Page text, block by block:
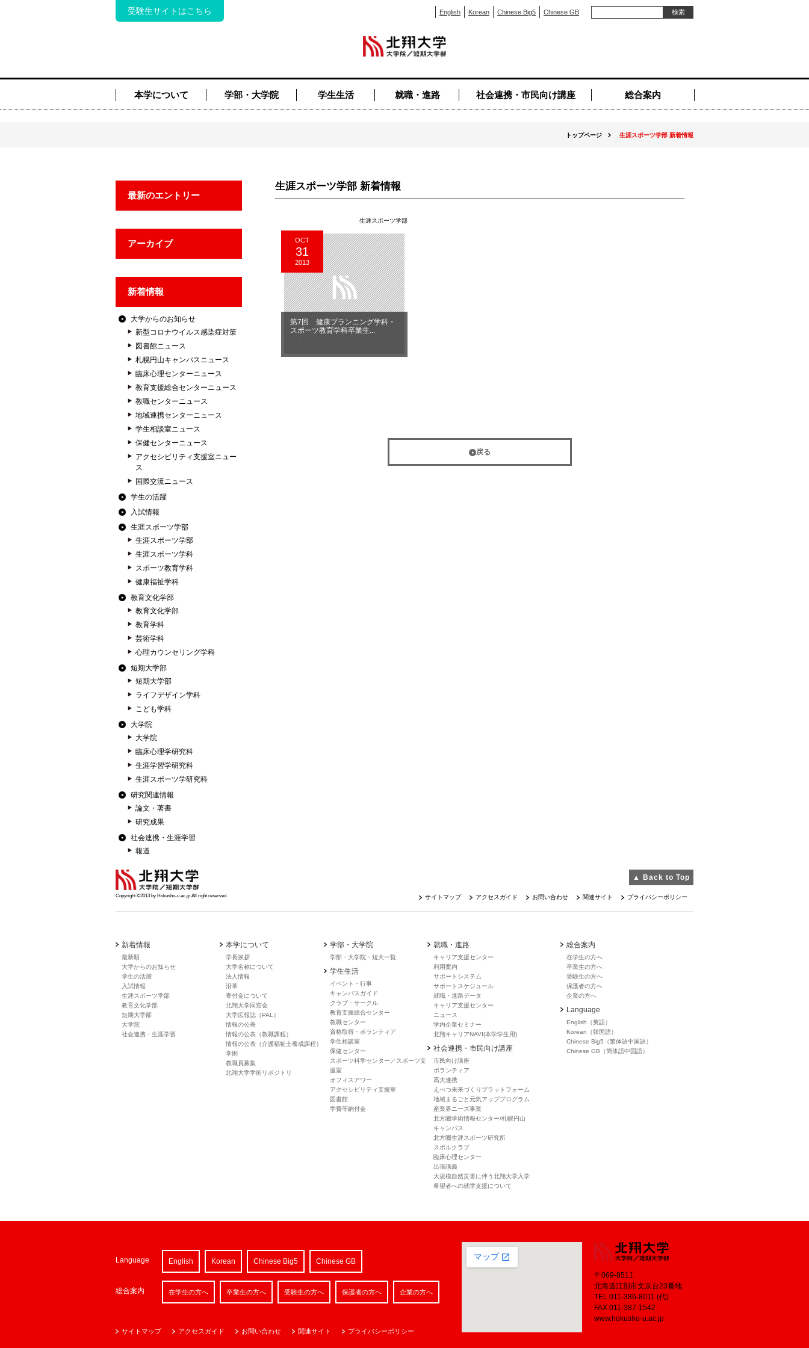
受験生サイトはこちら English Korean Chinese Big5 Chinese GB
本学について 学部・大学院 学生生活 就職・進路 社会連携・市民向け講座 総合案内
トップページ 生涯スポーツ学部 新着情報
最新のエントリー
アーカイブ
新着情報
大学からのお知らせ
新型コロナウイルス感染症対策
図書館ニュース
札幌円山キャンパスニュース
臨床心理センターニュース
教育支援総合センターニュース
教職センターニュース
地域連携センターニュース
学生相談室ニュース
保健センターニュース
アクセシビリティ支援室ニュー
ス
国際交流ニュース
学生の活躍
入試情報
生涯スポーツ学部
生涯スポーツ学部
生涯スポーツ学科
スポーツ教育学科
健康福祉学科
教育文化学部
教育文化学部
教育学科
芸術学科
心理カウンセリング学科
短期大学部
短期大学部
ライフデザイン学科
こども学科
大学院
大学院
臨床心理学研究科
生涯学習学研究科
生涯スポーツ学研究科
研究関連情報
論文・著書
研究成果
社会連携・生涯学習
報道
生涯スポーツ学部 新着情報
生涯スポーツ学部
OCT
31
2013
第7回 健康プランニング学科・
スポーツ教育学科卒業生...
戻る
▲ Back to Top
Copyright ©2013 by Hokusho-u.ac.jp All right reserved. サイトマップ アクセスガイド お問い合わせ 関連サイト プライバシーポリシー
新着情報
最新順
大学からのお知らせ
学生の活躍
入試情報
生涯スポーツ学部
教育文化学部
短期大学部
大学院
社会連携・生涯学習
本学について
学長挨拶
大学名称について
法人情報
沿革
寄付金について
北翔大学同窓会
大学広報誌［PAL］
情報の公表
情報の公表（教職課程）
情報の公表（介護福祉士養成課程）
学則
教職員募集
北翔大学学術リポジトリ
学部・大学院
学部・大学院・短大一覧
学生生活
イベント・行事
キャンバスガイド
クラブ・サークル
教育支援総合センター
教職センター
資格取得・ボランティア
学生相談室
保健センター
スポーツ科学センター／スポーツ支
援室
オフィスアワー
アクセシビリティ支援室
図書館
学費等納付金
就職・進路
キャリア支援センター
利用案内
サポートシステム
サポートスケジュール
就職・進路データ
キャリア支援センター
ニュース
学内企業セミナー
北翔キャリアNAVI(本学学生用)
社会連携・市民向け講座
市民向け講座
ボランティア
高大連携
えべつ未来づくりプラットフォーム
地域まるごと元気アッププログラム
産業界ニーズ事業
北方圏学術情報センター/札幌円山
キャンパス
北方圏生涯スポーツ研究所
スポルクラブ
臨床心理センター
出張講義
大規模自然災害に伴う北翔大学入学
希望者への就学支援について
総合案内
在学生の方へ
卒業生の方へ
受験生の方へ
保護者の方へ
企業の方へ
Language
English（英語）
Korean（韓国語）
Chinese Big5（繁体語中国語）
Chinese GB（簡体語中国語）
〒069-8511
北海道江別市文京台23番地
TEL 011-386-8011 (代)
FAX 011-387-1542
www.hokusho-u.ac.jp
Language English Korean Chinese Big5 Chinese GB
総合案内 在学生の方へ 卒業生の方へ 受験生の方へ 保護者の方へ 企業の方へ
サイトマップ アクセスガイド お問い合わせ 関連サイト プライバシーポリシー